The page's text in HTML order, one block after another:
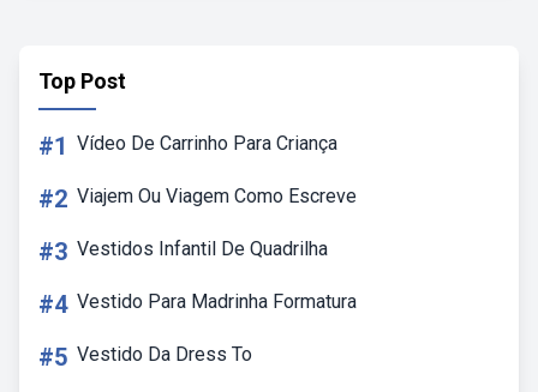
Top Post
#1 Vídeo De Carrinho Para Criança
#2 Viajem Ou Viagem Como Escreve
#3 Vestidos Infantil De Quadrilha
#4 Vestido Para Madrinha Formatura
#5 Vestido Da Dress To